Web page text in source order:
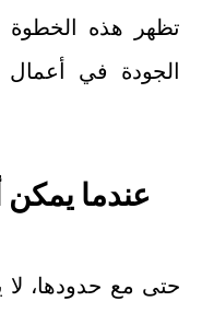
تظهر هذه الخطوة
الجودة في
عندما
حتى مع حدودها،